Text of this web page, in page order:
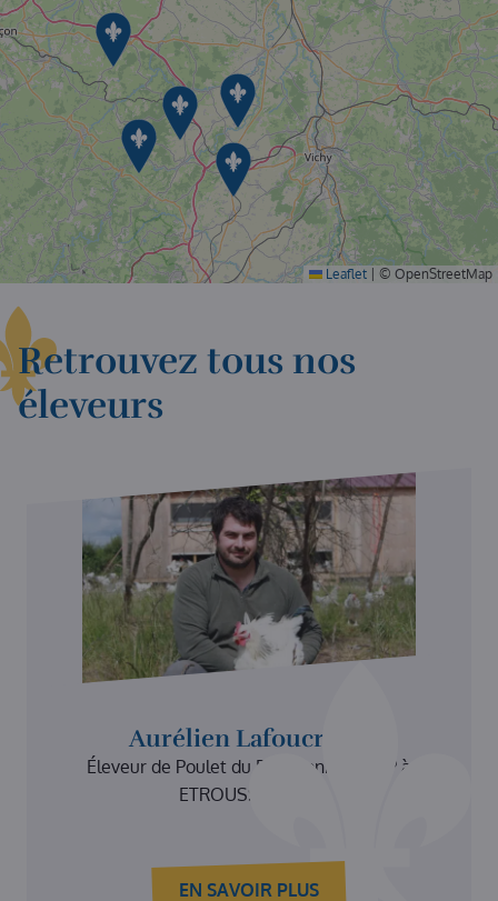
Leaflet | © OpenStreetMap
Retrouvez tous nos
éleveurs
Aurélien Lafoucrière
Éleveur de Poulet du Bourbonnais AOP à
ETROUSSAT (03).
EN SAVOIR PLUS